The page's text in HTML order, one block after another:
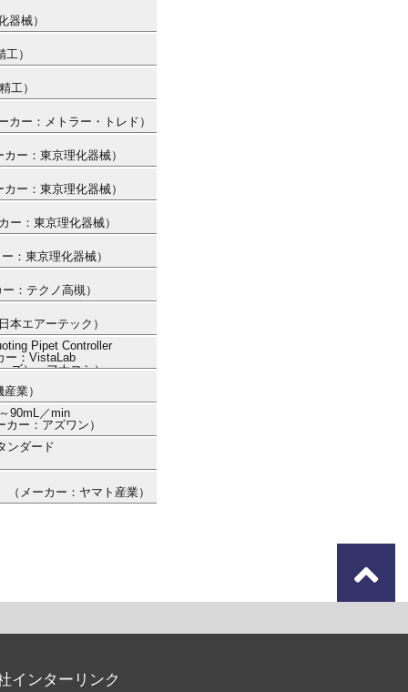
器械）
）
工）
ー：メトラー・トレド）
ー：東京理化器械）
ー：東京理化器械）
：東京理化器械）
：東京理化器械）
：テクノ高槻）
エアーテック）
Pipet Controller
ー：VistaLab
ーズ） フナコシ）
業）
90mL／min
ー：アズワン）
ンダード
メーカー：ヤマト産業）
インターリンク